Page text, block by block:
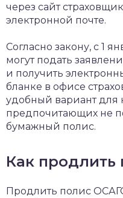
через сайт
электронной почте.
Согласно закону, с 1
могут подать
и получить
бланке в офисе
удобный вариант для
предпочитающих не
бумажный полис.
Как
Продлить полис